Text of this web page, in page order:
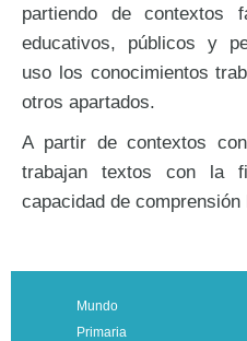
partiendo de contextos
educativos, públicos y
uso los conocimientos
otros apartados.
A partir de contextos
trabajan textos con la
capacidad de
Mundo
Primaria